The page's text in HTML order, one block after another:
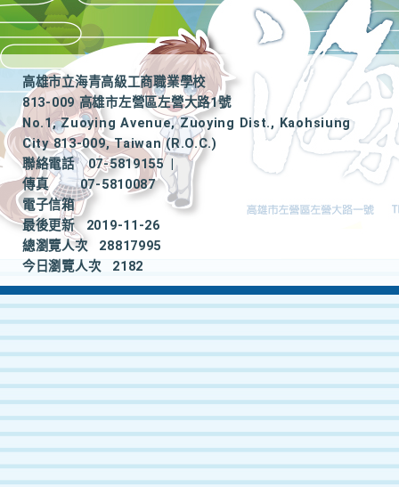
高雄市立海青高級工商職業學校
813-009 高雄市左營區左營大路1號
No.1, Zuoying Avenue, Zuoying Dist., Kaohsiung
City 813-009, Taiwan (R.O.C.)
聯絡電話
07-5819155
|
傳真
07-5810087
電子信箱
最後更新
2019-11-26
總瀏覽人次
28817995
今日瀏覽人次
2182